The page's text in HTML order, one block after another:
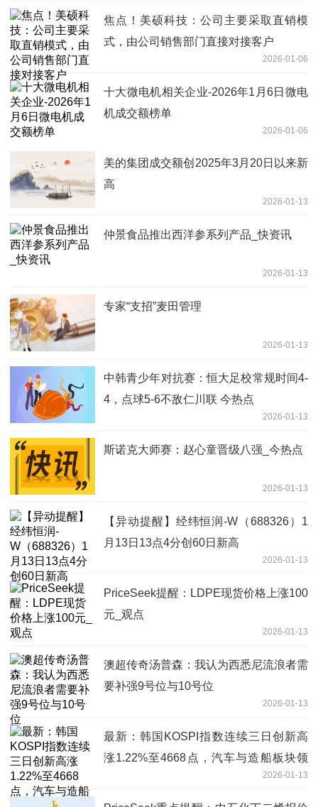
焦点！美硕科技：公司主要采取直销模
式，由公司销售部门直接对接客户
2026-01-06
十大微电机相关企业-2026年1月6日微电
机成交额榜单
2026-01-06
美的集团成交额创2025年3月20日以来新
高
2026-01-13
仲景食品推出西洋参系列产品_快资讯
2026-01-13
专家“支招”麦田管理
2026-01-13
中韩青少年对抗赛：恒大足校常规时间4-
4，点球5-6不敌仁川联 今热点
2026-01-13
斯诺克大师赛：赵心童晋级八强_今热点
2026-01-13
【异动提醒】经纬恒润-W（688326）1
月13日13点4分创60日新高
2026-01-13
PriceSeek提醒：LDPE现货价格上涨100
元_观点
2026-01-13
澳超传奇汤普森：我认为西悉尼流浪者需
要补强9号位与10号位
2026-01-13
最新：韩国KOSPI指数连续三日创新高
涨1.22%至4668点，汽车与造船板块领
2026-01-13